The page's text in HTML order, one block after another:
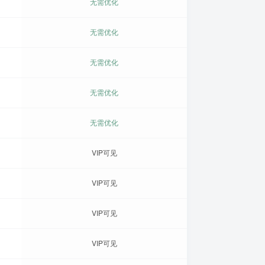
无需优化
无需优化
无需优化
无需优化
VIP可见
VIP可见
VIP可见
VIP可见